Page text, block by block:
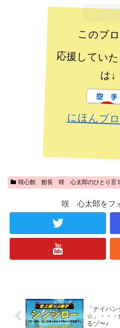
このブ
応援してい
は↓
にほんブ
咲心館 館長 咲 心太郎のひとり言
咲 心太郎をフ
「ナイハ
☆」・・・
るゾ〜♪